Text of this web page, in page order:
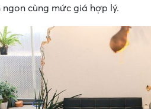
cùng mức giá hợp lý.